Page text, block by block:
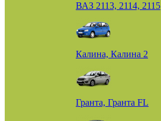
ВАЗ 2113, 2114, 2115
Калина, Калина 2
Гранта, Гранта FL